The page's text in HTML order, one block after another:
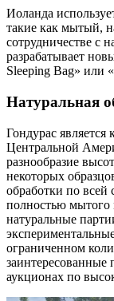
Иоланда
такие как мытый,
сотрудничестве с
разрабатывает
Sleeping Bag» или
Натуральная
Гондурас
Центральной
разнообразие
некоторых
обработки по всей
полностью мытого
натуральные
ограниченном
заинтересованные
аукционах по